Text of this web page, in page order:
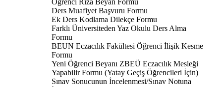
Öğrenci Rıza Beyan Formu
Ders Muafiyet Başvuru Formu
Ek Ders Kodlama Dilekçe Formu
Farklı Üniversiteden Yaz Okulu Ders Alma
Formu
BEUN Eczacılık Fakültesi Öğrenci İlişik Kesme
Formu
Yeni Öğrenci Beyanı ZBEÜ Eczacılık Mesleği
Yapabilir Formu (Yatay Geçiş Öğrencileri İçin)
Sınav Sonucunun İncelenmesi/Sınav Notuna